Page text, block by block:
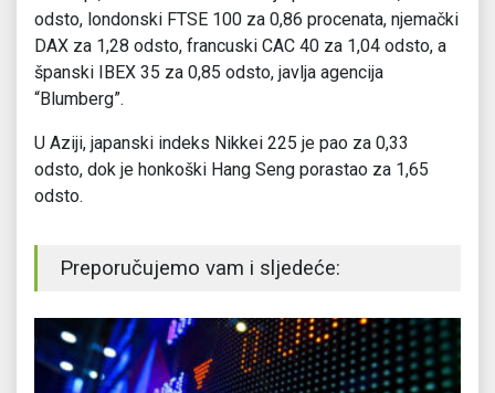
odsto, londonski FTSE 100 za 0,86 procenata, njemački
DAX za 1,28 odsto, francuski CAC 40 za 1,04 odsto, a
španski IBEX 35 za 0,85 odsto, javlja agencija
“Blumberg”.
U Aziji, japanski indeks Nikkei 225 je pao za 0,33
odsto, dok je honkoški Hang Seng porastao za 1,65
odsto.
Preporučujemo vam i sljedeće: